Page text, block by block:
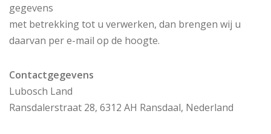
gegevens
met betrekking tot u verwerken, dan brengen wij u
daarvan per e-mail op de hoogte.
Contactgegevens
Lubosch Land
Ransdalerstraat 28, 6312 AH Ransdaal, Nederland